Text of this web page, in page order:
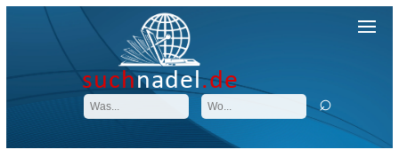
suchnadel.de